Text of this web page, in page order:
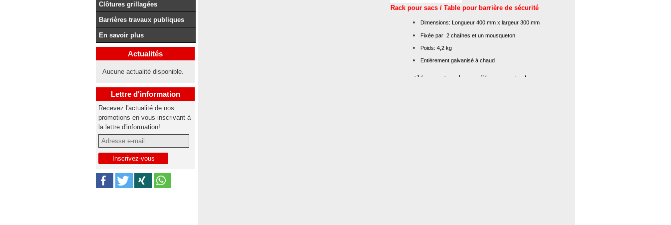
Clôtures grillagées
Barrières travaux publiques
En savoir plus
Actualités
Aucune actualité disponible.
Lettre d'information
Recevez l'actualité de nos
promotions en vous inscrivant à
la lettre d'information!
Rack pour sacs / Table pour barrière de sécurité
Dimensions: Longueur 400 mm x largeur 300 mm
Fixée par 2 chaînes et un mousqueton
Poids: 4,2 kg
Entièrement galvanisé à chaud
- compatible avec tous les modèles courants des